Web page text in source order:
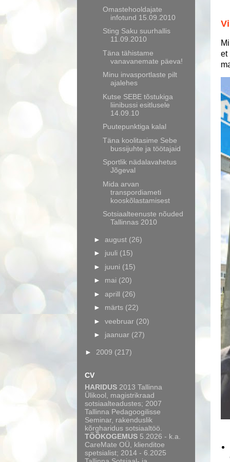
et
Omastehooldajate
infotund 15.09.2010
Sting Saku suurhallis
11.09.2010
Täna tähistame
vanavanemate päeva!
Minu invasportlaste pilt
ajalehes
Kutse SEBE tõstukiga
liinibussi esitlusele
14.09.10
Puutepunktiga kalal
Täna koolitasime Sebe
bussijuhte ja töötajaid
Sportlik nädalavahetus
Jõgeval
Mida arvan
transpordiameti
kooskõlastamisest
Sotsiaalteenuste nõuded
Tallinnas 2010
► august (26)
► juuli (15)
► juuni (15)
► mai (20)
► aprill (26)
► märts (22)
► veebruar (20)
► jaanuar (27)
► 2009 (217)
CV
HARIDUS 2013 Tallinna
Ülikool, magistrikraad
sotsiaalteadustes; 2007
Tallinna Pedagoogilisse
Seminar, rakenduslik
kõrgharidus sotsiaaltöö.
TÖÖKOGEMUS 5.2026 - k.a.
CareMate OÜ, klienditoe
spetsialist; 2014 - 6.2025